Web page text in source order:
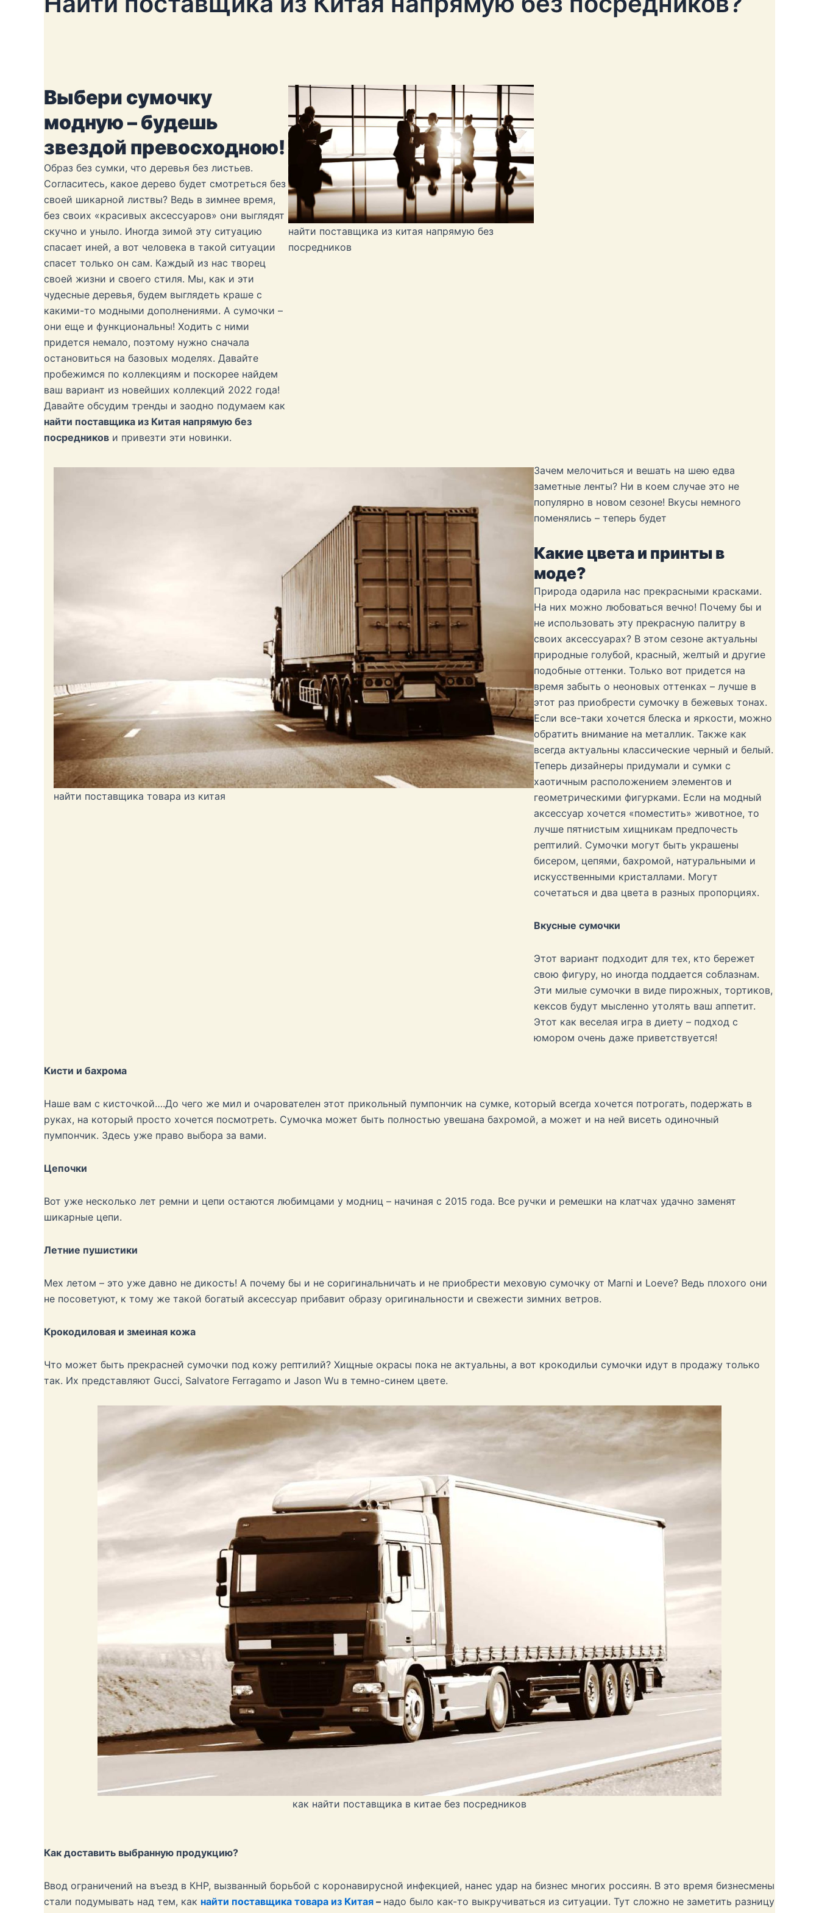
Выбери сумочку
модную – будешь
звездой превосходною!
Образ без сумки, что деревья без листьев.
Согласитесь, какое дерево будет смотреться без
своей шикарной листвы? Ведь в зимнее время,
без своих «красивых аксессуаров» они выглядят
скучно и уныло. Иногда зимой эту ситуацию
спасает иней, а вот человека в такой ситуации
спасет только он сам. Каждый из нас творец
своей жизни и своего стиля. Мы, как и эти
чудесные деревья, будем выглядеть краше с
какими-то модными дополнениями. А сумочки –
они еще и функциональны! Ходить с ними
придется немало, поэтому нужно сначала
остановиться на базовых моделях. Давайте
пробежимся по коллекциям и поскорее найдем
ваш вариант из новейших коллекций 2022 года!
Давайте обсудим тренды и заодно подумаем как
найти поставщика из Китая напрямую без
посредников и привезти эти новинки.
найти поставщика из китая напрямую без
посредников
найти поставщика товара из китая
Зачем мелочиться и вешать на шею едва
заметные ленты? Ни в коем случае это не
популярно в новом сезоне! Вкусы немного
поменялись – теперь будет
Какие цвета и принты в
моде?
Природа одарила нас прекрасными красками.
На них можно любоваться вечно! Почему бы и
не использовать эту прекрасную палитру в
своих аксессуарах? В этом сезоне актуальны
природные голубой, красный, желтый и другие
подобные оттенки. Только вот придется на
время забыть о неоновых оттенках – лучше в
этот раз приобрести сумочку в бежевых тонах.
Если все-таки хочется блеска и яркости, можно
обратить внимание на металлик. Также как
всегда актуальны классические черный и белый.
Теперь дизайнеры придумали и сумки с
хаотичным расположением элементов и
геометрическими фигурками. Если на модный
аксессуар хочется «поместить» животное, то
лучше пятнистым хищникам предпочесть
рептилий. Сумочки могут быть украшены
бисером, цепями, бахромой, натуральными и
искусственными кристаллами. Могут
сочетаться и два цвета в разных пропорциях.
Вкусные сумочки
Этот вариант подходит для тех, кто бережет
свою фигуру, но иногда поддается соблазнам.
Эти милые сумочки в виде пирожных, тортиков,
кексов будут мысленно утолять ваш аппетит.
Этот как веселая игра в диету – подход с
юмором очень даже приветствуется!
Кисти и бахрома
Наше вам с кисточкой….До чего же мил и очарователен этот прикольный пумпончик на сумке, который всегда хочется потрогать, подержать в
руках, на который просто хочется посмотреть. Сумочка может быть полностью увешана бахромой, а может и на ней висеть одиночный
пумпончик. Здесь уже право выбора за вами.
Цепочки
Вот уже несколько лет ремни и цепи остаются любимцами у модниц – начиная с 2015 года. Все ручки и ремешки на клатчах удачно заменят
шикарные цепи.
Летние пушистики
Мех летом – это уже давно не дикость! А почему бы и не соригинальничать и не приобрести меховую сумочку от Marni и Loeve? Ведь плохого они
не посоветуют, к тому же такой богатый аксессуар прибавит образу оригинальности и свежести зимних ветров.
Крокодиловая и змеиная кожа
Что может быть прекрасней сумочки под кожу рептилий? Хищные окрасы пока не актуальны, а вот крокодильи сумочки идут в продажу только
так. Их представляют Gucci, Salvatore Ferragamo и Jason Wu в темно-синем цвете.
как найти поставщика в китае без посредников
Как доставить выбранную продукцию?
Ввод ограничений на въезд в КНР, вызванный борьбой с коронавирусной инфекцией, нанес удар на бизнес многих россиян. В это время бизнесмены
стали подумывать над тем, как найти поставщика товара из Китая – надо было как-то выкручиваться из ситуации. Тут сложно не заметить разницу